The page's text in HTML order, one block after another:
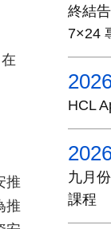
推
推
終結
7×24
HCL
九月
課程